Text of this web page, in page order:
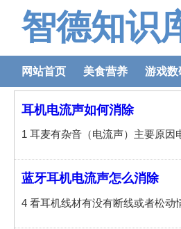
智德知识
网站首页 美食营养 游戏数
耳机电流声如何消除
蓝牙耳机电流声怎么消除